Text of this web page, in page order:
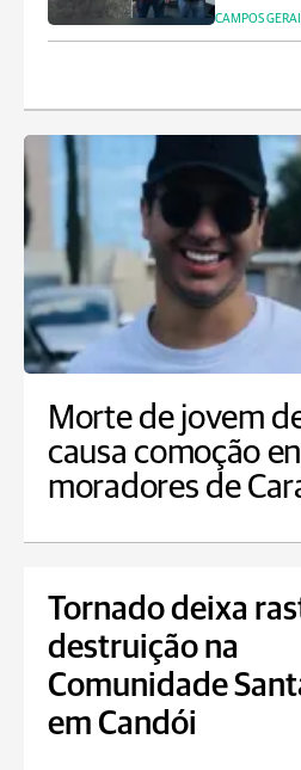
CAMPOS
Morte de jovem
causa comoção
moradores de
Tornado deixa
destruição na
Comunidade
em Candói